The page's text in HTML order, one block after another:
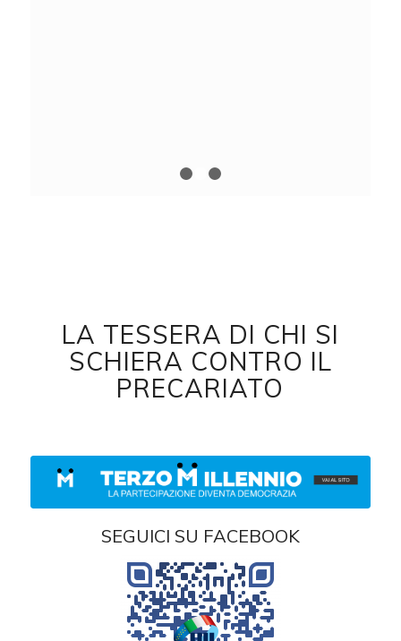
LA TESSERA DI CHI SI
SCHIERA CONTRO IL
PRECARIATO
SEGUICI SU FACEBOOK